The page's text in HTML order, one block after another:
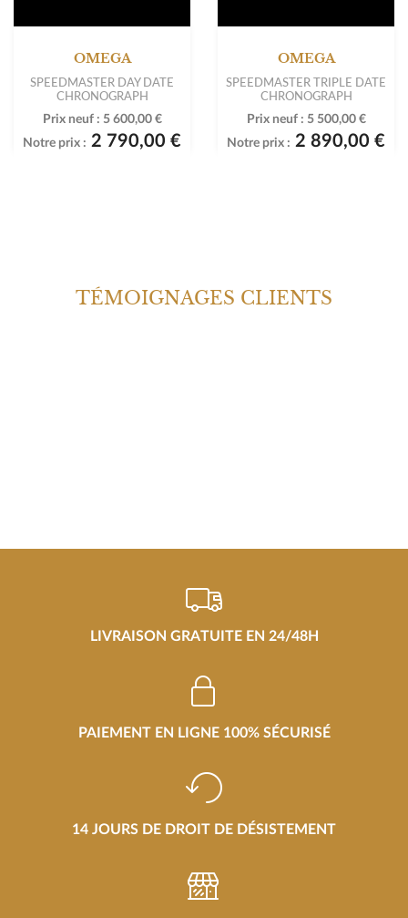
OMEGA
SPEEDMASTER DAY DATE
CHRONOGRAPH
Prix neuf : 5 600,00 €
Notre prix : 2 790,00 €
OMEGA
SPEEDMASTER TRIPLE DATE
CHRONOGRAPH
Prix neuf : 5 500,00 €
Notre prix : 2 890,00 €
TÉMOIGNAGES CLIENTS
LIVRAISON GRATUITE EN 24/48H
PAIEMENT EN LIGNE 100% SÉCURISÉ
14 JOURS DE DROIT DE DÉSISTEMENT